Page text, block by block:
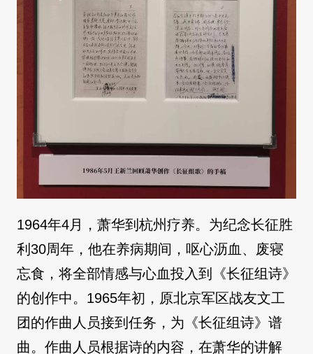
1964年4月，萧华到杭州疗养。为纪念长征胜
利30周年，他在养病期间，呕心沥血、废寝
忘食，将全部情感与心血投入到《长征组诗》
的创作中。1965年初，原北京军区战友文工
团的作曲人员接到任务，为《长征组诗》谱
曲。作曲人员根据诗的内容，在萧华的讲解